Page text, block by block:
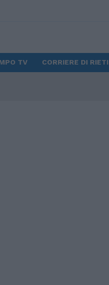
TV CORRIERE DI RIETI